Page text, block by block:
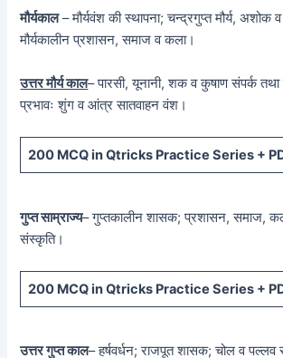
मौर्यकाल– मौर्यवंश की स्थापना; चन्द्रगुप्त मौर्य, अशोक
मौर्यकालीन प्रशासन, समाज व कला।
उत्तर मौर्य काल– पारसी, यूनानी, शक व कुषाण संपर्क
प्रभावः शुंग व आंत्र सातवाहन वंश।
200 MCQ in Qtricks Practice Series +
गुप्त साम्राज्य– गुप्तकालीन शासक; प्रशासन, समाज,
संस्कृति।
200 MCQ in Qtricks Practice Series +
उत्तर गुप्त काल– हर्षवर्धन; राजपूत शासक; चोल व